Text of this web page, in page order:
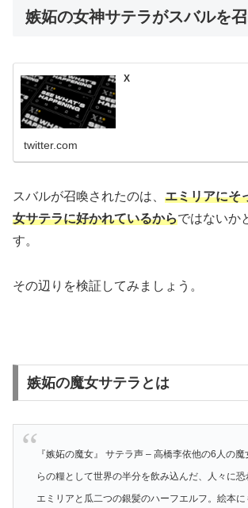
嫉妬の女神サテラがスバルを
X
twitter.com
スバルが召喚されたのは、 エミリアにそ
女サテラに好かれているからではないか
す。
その辺りを検証してみましょう。
嫉妬の魔女サテラとは
『嫉妬の魔女』 サテラ声 – 高橋李依他の6人の
らの糧として世界の半分を飲み込んだ、人々に恐
エミリアと瓜二つの銀髪のハーフエルフ。絵本